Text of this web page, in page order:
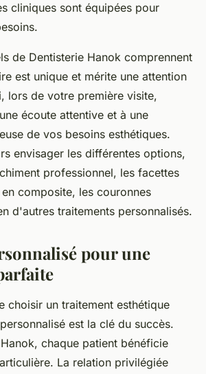
cliniques sont équipées pour
de Dentisterie Hanok comprennent
est unique et mérite une attention
lors de votre première visite,
écoute attentive et à une
de vos besoins esthétiques.
envisager les différentes options,
professionnel, les facettes
composite, les couronnes
d'autres traitements personnalisés.
pour une
choisir un traitement esthétique
est la clé du succès.
chaque patient bénéficie
La relation privilégiée